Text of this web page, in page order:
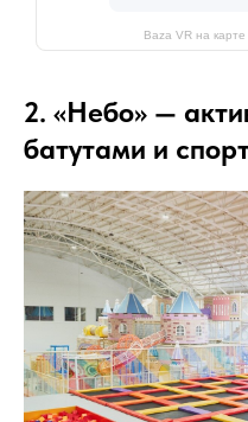
Baza VR на
2. «Небо» —
батутами и